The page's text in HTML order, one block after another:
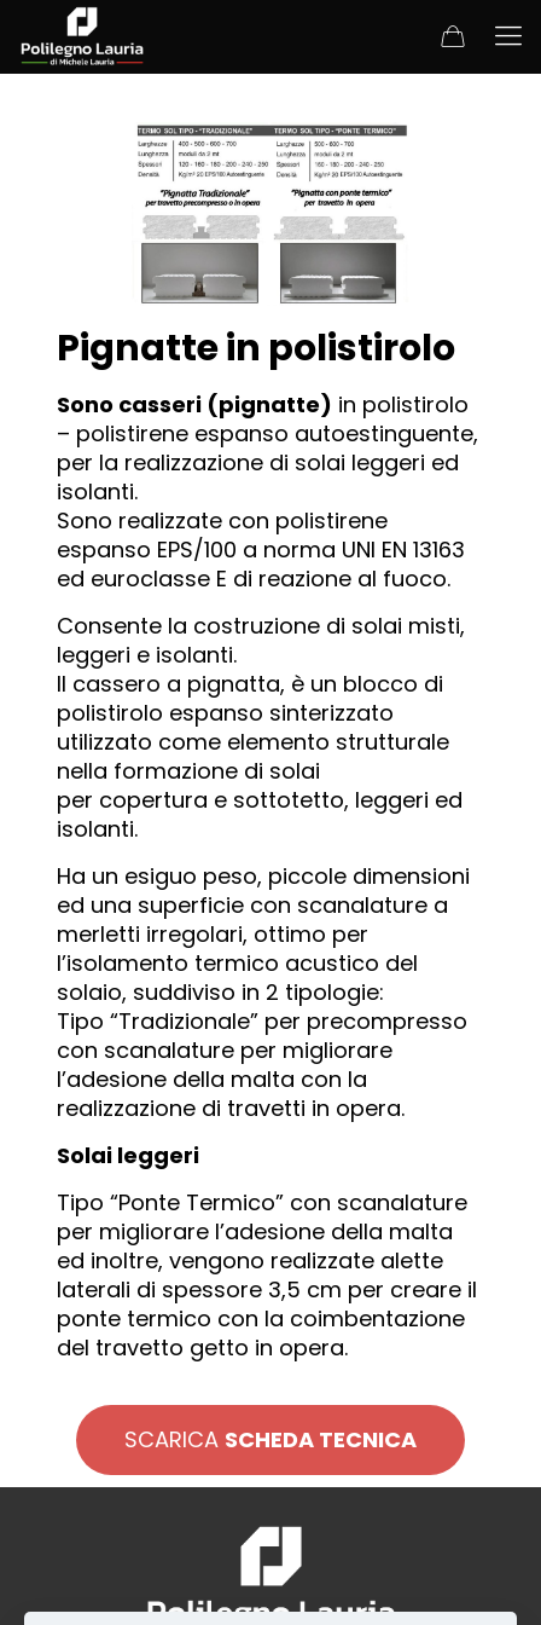
Pignatte in polistirolo
Sono casseri (pignatte) in polistirolo
– polistirene espanso autoestinguente,
per la realizzazione di solai leggeri ed
isolanti.
Sono realizzate con polistirene
espanso EPS/100 a norma UNI EN 13163
ed euroclasse E di reazione al fuoco.
Consente la costruzione di solai misti,
leggeri e isolanti.
Il cassero a pignatta, è un blocco di
polistirolo espanso sinterizzato
utilizzato come elemento strutturale
nella formazione di solai
per copertura e sottotetto, leggeri ed
isolanti.
Ha un esiguo peso, piccole dimensioni
ed una superficie con scanalature a
merletti irregolari, ottimo per
l’isolamento termico acustico del
solaio, suddiviso in 2 tipologie:
Tipo “Tradizionale” per precompresso
con scanalature per migliorare
l’adesione della malta con la
realizzazione di travetti in opera.
Solai leggeri
Tipo “Ponte Termico” con scanalature
per migliorare l’adesione della malta
ed inoltre, vengono realizzate alette
laterali di spessore 3,5 cm per creare il
ponte termico con la coimbentazione
del travetto getto in opera.
SCARICA SCHEDA TECNICA